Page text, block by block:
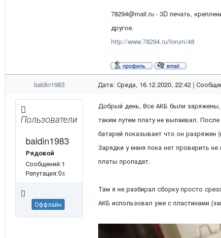
78294@mail.ru - 3D печать,
другое.
http://www.78294.ru/forum/48
baldin1983 Дата: Среда, 16.12.2020, 22:42 |
Пользователи
baldin1983
Рядовой
Сообщений:1
Репутация:0±
Оффлайн
Добрый день, Все АКБ были
таким путем плату не выпаивал.
батарей показывает что он разряжен
Зарядки у меня пока нет проверить
платы пропадет.
Там я не разбирал сборку просто
АКБ использовал уже с пластинами